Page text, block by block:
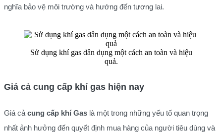
nghĩa bảo vệ môi trường và hướng đến tương lai.
Sử dụng khí gas dân dụng một cách an toàn và hiệu
quả.
Giá cả cung cấp khí gas hiện nay
Giá cảcung cấp khí Gas là một trong những yếu tố quan trọng
nhất ảnh hưởng đến quyết định mua hàng của người tiêu dùng và